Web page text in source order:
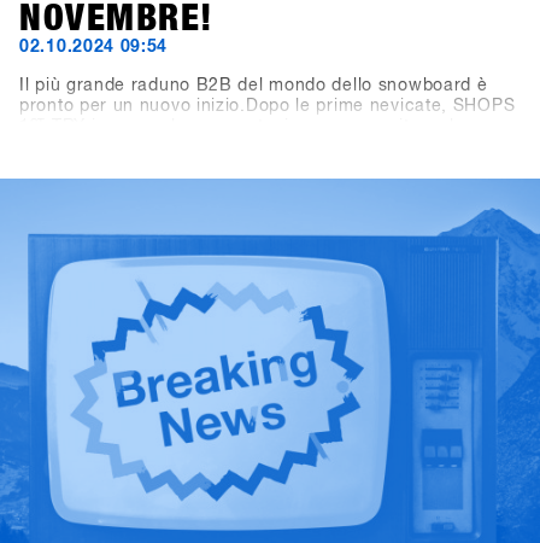
NOVEMBRE!
02.10.2024 09:54
Il più grande raduno B2B del mondo dello snowboard è
pronto per un nuovo inizio.Dopo le prime nevicate, SHOPS
l’offerta esclusiva early bird fino al 6 dicembre. Vieni a
Hochfügen dal 19 al 21 gennaio e prova i prodotti più
recenti di oltre 80 brand!